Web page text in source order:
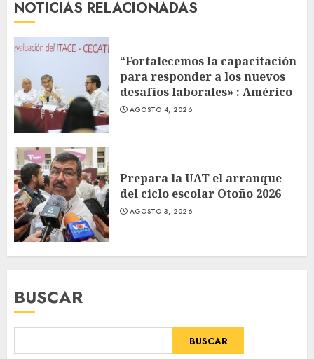
NOTICIAS RELACIONADAS
“Fortalecemos la capacitación
para responder a los nuevos
desafíos laborales» : Américo
AGOSTO 4, 2026
Prepara la UAT el arranque
del ciclo escolar Otoño 2026
AGOSTO 3, 2026
BUSCAR
BUSCAR